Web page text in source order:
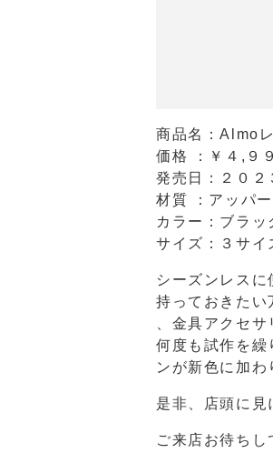
商品名：Almo
価格 ：￥４,９
発売日：２０２
材質 ：アッパ
カラー：ブラッ
サイズ：３サイ
シーズンレス
持っておきたい
、金具アクセ
何度も試作を繰
ンが新色に加わ
是非、店頭に見
ご来店お待ちし